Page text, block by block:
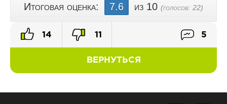
Итоговая оценка: 7.6 из 10 (голосов: 22)
ВЕРНУТЬСЯ
14 11 5